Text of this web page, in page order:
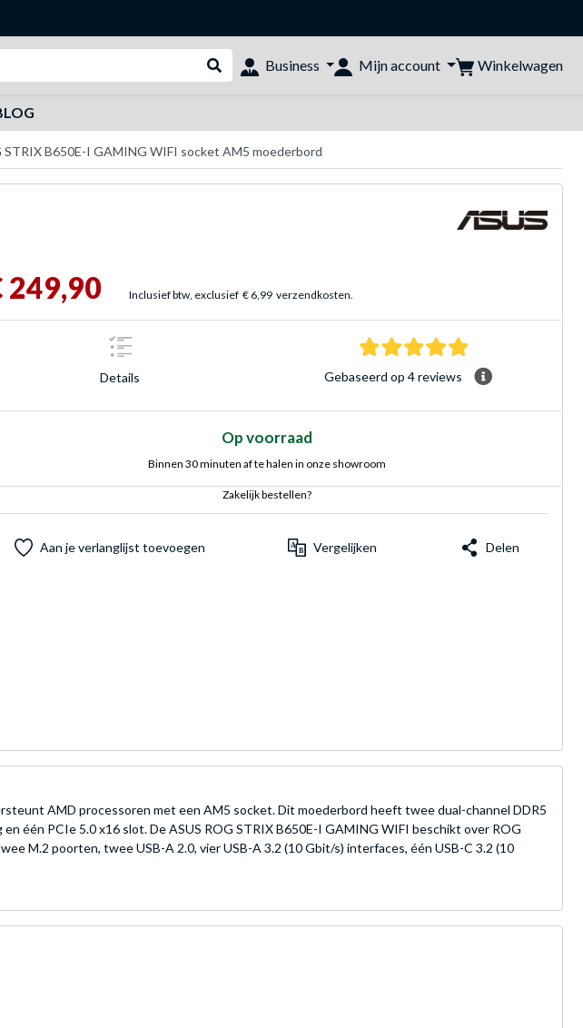
Webshop doorzoeken
Business Mijn account Winkelwagen
STRIX B650E-I GAMING WIFI socket AM5 moederbord
249,90 Inclusief btw, exclusief € 6,99 verzendkosten.
Details
5.0 sterren
Gebaseerd op 4 reviews
Op voorraad
Binnen 30 minuten af te halen in onze showroom
Zakelijk bestellen?
Aan je verlanglijst toevoegen Vergelijken Delen
AMD processoren met een AM5 socket. Dit moederbord heeft twee dual-channel DDR5
één PCIe 5.0 x16 slot. De ASUS ROG STRIX B650E-I GAMING WIFI beschikt over ROG
M.2 poorten, twee USB-A 2.0, vier USB-A 3.2 (10 Gbit/s) interfaces, één USB-C 3.2 (10